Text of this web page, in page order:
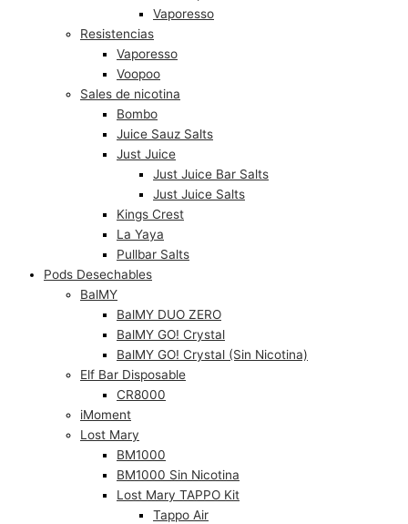
Vaporesso
Resistencias
Vaporesso
Voopoo
Sales de nicotina
Bombo
Juice Sauz Salts
Just Juice
Just Juice Bar Salts
Just Juice Salts
Kings Crest
La Yaya
Pullbar Salts
Pods Desechables
BalMY
BalMY DUO ZERO
BalMY GO! Crystal
BalMY GO! Crystal (Sin Nicotina)
Elf Bar Disposable
CR8000
iMoment
Lost Mary
BM1000
BM1000 Sin Nicotina
Lost Mary TAPPO Kit
Tappo Air